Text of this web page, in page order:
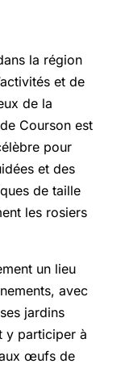
la région
et de
de la
Courson est
pour
et des
de taille
les rosiers
un lieu
avec
jardins
y participer à
œufs de